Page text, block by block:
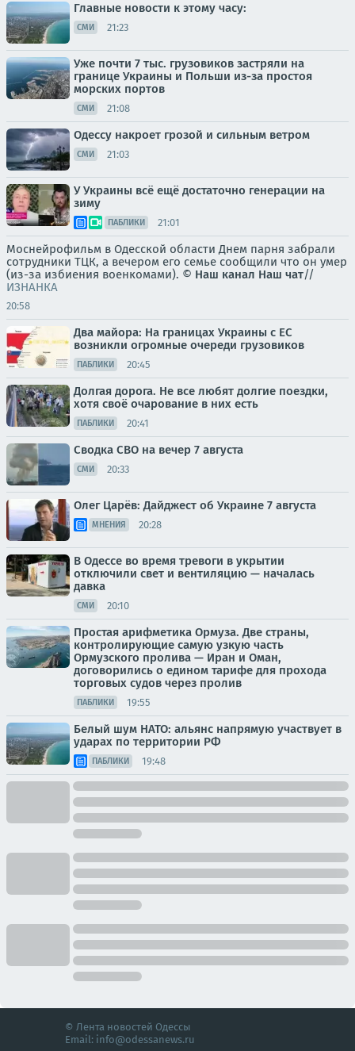
Главные новости к этому часу:
СМИ 21:23
Уже почти 7 тыс. грузовиков застряли на
границе Украины и Польши из-за простоя
морских портов
СМИ 21:08
Одессу накроет грозой и сильным ветром
СМИ 21:03
У Украины всё ещё достаточно генерации на
зиму
ПАБЛИКИ 21:01
Моснейрофильм в Одесской области Днем парня забрали
сотрудники ТЦК, а вечером его семье сообщили что он умер
(из-за избиения военкомами). © Наш канал Наш чат//
ИЗНАНКА
20:58
Два майора: На границах Украины с ЕС
возникли огромные очереди грузовиков
ПАБЛИКИ 20:45
Долгая дорога. Не все любят долгие поездки,
хотя своё очарование в них есть
ПАБЛИКИ 20:41
Сводка СВО на вечер 7 августа
СМИ 20:33
Олег Царёв: Дайджест об Украине 7 августа
МНЕНИЯ 20:28
В Одессе во время тревоги в укрытии
отключили свет и вентиляцию — началась
давка
СМИ 20:10
Простая арифметика Ормуза. Две страны,
контролирующие самую узкую часть
Ормузского пролива — Иран и Оман,
договорились о едином тарифе для прохода
торговых судов через пролив
ПАБЛИКИ 19:55
Белый шум НАТО: альянс напрямую участвует в
ударах по территории РФ
ПАБЛИКИ 19:48
© Лента новостей Одессы
Email: info@odessanews.ru